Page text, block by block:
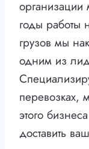
годы работы
грузов мы
одним из
перевозках,
этого
доставить